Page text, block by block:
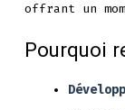
offrant un
Pourquoi